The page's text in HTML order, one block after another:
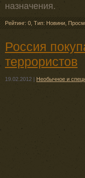
назначения.
Рейтинг: 0 Тип: Новини
Россия
террористов
19.02.2012 | Необычное и